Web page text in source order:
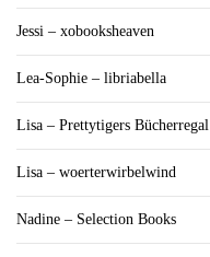
Jessi – xobooksheaven
Lea-Sophie – libriabella
Lisa – Prettytigers Bücherregal
Lisa – woerterwirbelwind
Nadine – Selection Books